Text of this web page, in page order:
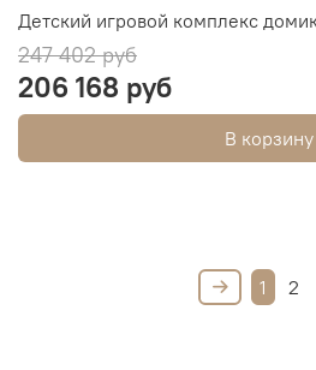
Детский игровой комплекс
247 402 руб
206 168 руб
В корзину
1 2